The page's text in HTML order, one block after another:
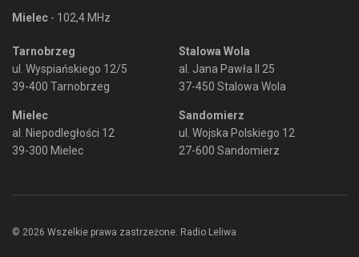
Mielec - 102,4 MHz
Tarnobrzeg
ul. Wyspiańskiego 12/5
39-400 Tarnobrzeg
Mielec
al. Niepodległości 12
39-300 Mielec
Stalowa Wola
al. Jana Pawła II 25
37-450 Stalowa Wola
Sandomierz
ul. Wojska Polskiego 12
27-600 Sandomierz
© 2026 Wszelkie prawa zastrzeżone. Radio Leliwa